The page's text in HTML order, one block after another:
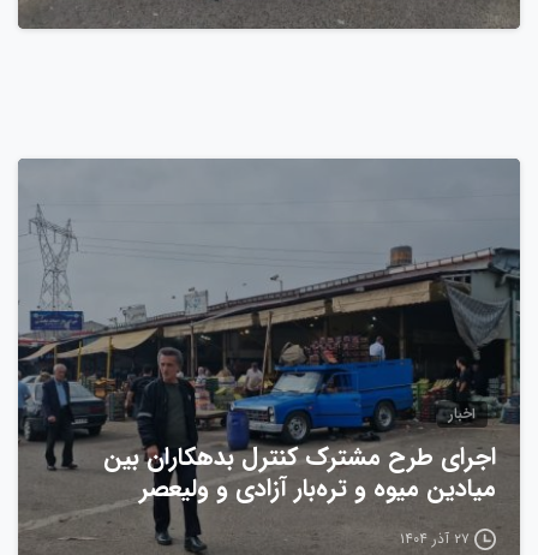
اخبار
اجرای طرح مشترک کنترل بدهکاران بین
میادین میوه و تره‌بار آزادی و ولیعصر
۲۷ آذر ۱۴۰۴